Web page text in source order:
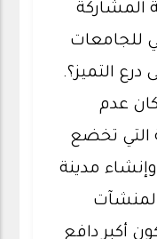
المشاركة
للجامعات
التميز؟.
كان عدم
التي تخضع
وإنشاء مدينة
أكبر دافع